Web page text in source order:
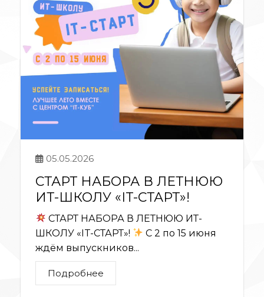
05.05.2026
СТАРТ НАБОРА В ЛЕТНЮЮ
ИТ-ШКОЛУ «IT-СТАРТ»!
СТАРТ НАБОРА В ЛЕТНЮЮ ИТ-
ШКОЛУ «IT-СТАРТ»!
С 2 по 15 июня
ждём выпускников...
Подробнее